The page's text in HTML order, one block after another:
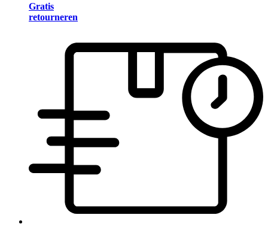
Gratis
retourneren